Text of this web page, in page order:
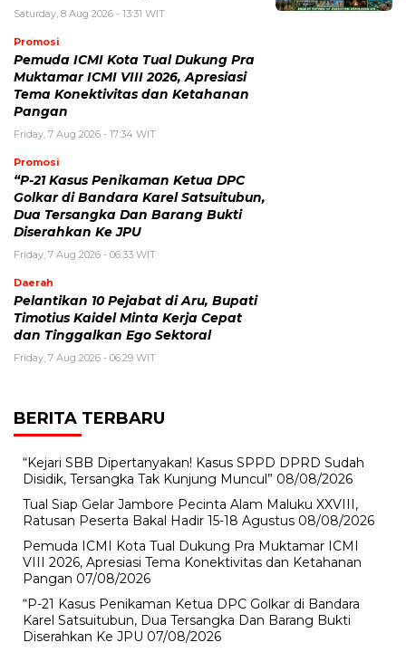
Saturday, 8 Aug 2026 - 13:31 WIT
Promosi
Pemuda ICMI Kota Tual Dukung Pra
Muktamar ICMI VIII 2026, Apresiasi
Tema Konektivitas dan Ketahanan
Pangan
Friday, 7 Aug 2026 - 17:34 WIT
Promosi
“P-21 Kasus Penikaman Ketua DPC
Golkar di Bandara Karel Satsuitubun,
Dua Tersangka Dan Barang Bukti
Diserahkan Ke JPU
Friday, 7 Aug 2026 - 06:33 WIT
Daerah
Pelantikan 10 Pejabat di Aru, Bupati
Timotius Kaidel Minta Kerja Cepat
dan Tinggalkan Ego Sektoral
Friday, 7 Aug 2026 - 06:29 WIT
BERITA TERBARU
“Kejari SBB Dipertanyakan! Kasus SPPD DPRD Sudah
Disidik, Tersangka Tak Kunjung Muncul” 08/08/2026
Tual Siap Gelar Jambore Pecinta Alam Maluku XXVIII,
Ratusan Peserta Bakal Hadir 15-18 Agustus 08/08/2026
Pemuda ICMI Kota Tual Dukung Pra Muktamar ICMI
VIII 2026, Apresiasi Tema Konektivitas dan Ketahanan
Pangan 07/08/2026
“P-21 Kasus Penikaman Ketua DPC Golkar di Bandara
Karel Satsuitubun, Dua Tersangka Dan Barang Bukti
Diserahkan Ke JPU 07/08/2026